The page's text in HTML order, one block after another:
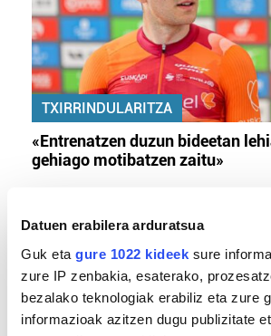
Datuen erabilera arduratsua
Guk eta gure 1022 kideek sure
zure IP zenbakia, esaterako,
bezalako teknologiak erabiliz eta zure
informazioak azitzen dugu publizitate
TXIRRINDULARITZA
«Entrenatzen duzun bideetan
gehiago motibatzen zaitu»